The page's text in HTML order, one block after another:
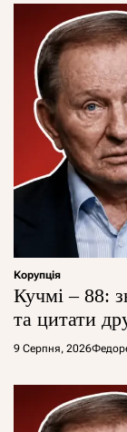
Корупція
Кучмі – 88:
та цитати
9 Серпня, 2026